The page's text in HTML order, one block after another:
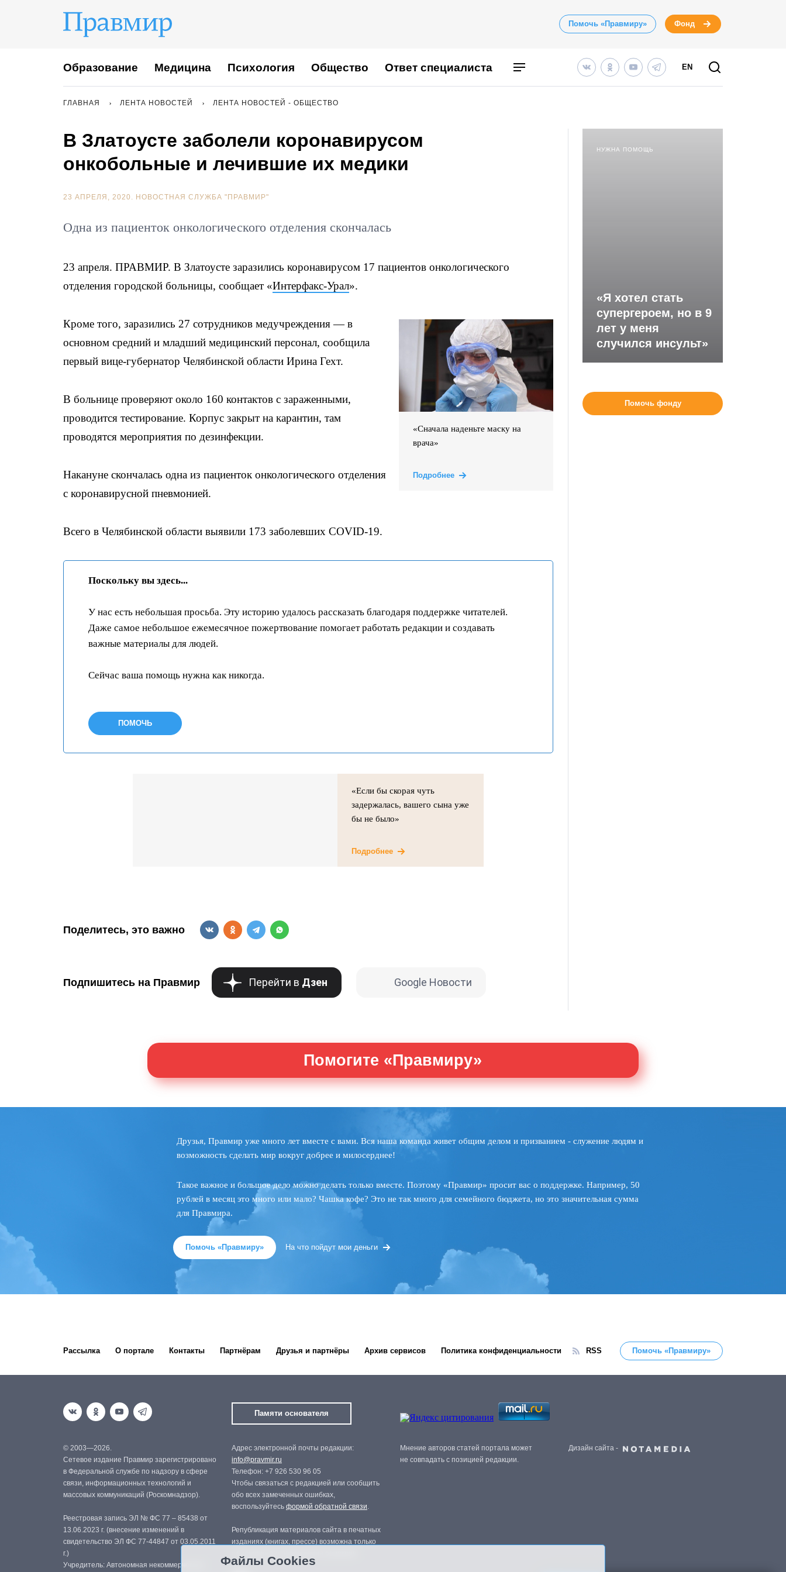
Помочь «Правмиру» Фонд
Образование Медицина Психология Общество Ответ специалиста EN
ГЛАВНАЯ ЛЕНТА НОВОСТЕЙ ЛЕНТА НОВОСТЕЙ - ОБЩЕСТВО
В Златоусте заболели коронавирусом
онкобольные и лечившие их медики
23 АПРЕЛЯ, 2020. НОВОСТНАЯ СЛУЖБА "ПРАВМИР"
Одна из пациенток онкологического отделения скончалась
23 апреля. ПРАВМИР. В Златоусте заразились коронавирусом 17 пациентов онкологического
отделения городской больницы, сообщает «Интерфакс-Урал».
«Сначала наденьте маску на
врача»
Подробнее
Кроме того, заразились 27 сотрудников медучреждения — в
основном средний и младший медицинский персонал, сообщила
первый вице-губернатор Челябинской области Ирина Гехт.
В больнице проверяют около 160 контактов с зараженными,
проводится тестирование. Корпус закрыт на карантин, там
проводятся мероприятия по дезинфекции.
Накануне скончалась одна из пациенток онкологического отделения
с коронавирусной пневмонией.
Всего в Челябинской области выявили 173 заболевших COVID-19.
Поскольку вы здесь...
У нас есть небольшая просьба. Эту историю удалось рассказать благодаря поддержке читателей.
Даже самое небольшое ежемесячное пожертвование помогает работать редакции и создавать
важные материалы для людей.
Сейчас ваша помощь нужна как никогда.
ПОМОЧЬ
«Если бы скорая чуть
задержалась, вашего сына уже
бы не было»
Подробнее
Поделитесь, это важно
Подпишитесь на Правмир Перейти в Дзен Google Новости
НУЖНА ПОМОЩЬ
«Я хотел стать
супергероем, но в 9
лет у меня
случился инсульт»
Помочь фонду
Помогите «Правмиру»
Друзья, Правмир уже много лет вместе с вами. Вся наша команда живет общим делом и призванием - служение людям и
возможность сделать мир вокруг добрее и милосерднее!
Такое важное и большое дело можно делать только вместе. Поэтому «Правмир» просит вас о поддержке. Например, 50
рублей в месяц это много или мало? Чашка кофе? Это не так много для семейного бюджета, но это значительная сумма
для Правмира.
Помочь «Правмиру» На что пойдут мои деньги
Рассылка О портале Контакты Партнёрам Друзья и партнёры Архив сервисов Политика конфиденциальности RSS Помочь «Правмиру»
Памяти основателя
© 2003—2026.
Сетевое издание Правмир зарегистрировано
в Федеральной службе по надзору в сфере
связи, информационных технологий и
массовых коммуникаций (Роскомнадзор).
Реестровая запись ЭЛ № ФС 77 – 85438 от
13.06.2023 г. (внесение изменений в
свидетельство ЭЛ ФС 77-44847 от 03.05.2011
г.)
Учредитель: Автономная некоммерческая
Адрес электронной почты редакции:
info@pravmir.ru
Телефон: +7 926 530 96 05
Чтобы связаться с редакцией или сообщить
обо всех замеченных ошибках,
воспользуйтесь формой обратной связи.
Републикация материалов сайта в печатных
изданиях (книгах, прессе) возможна только
Мнение авторов статей портала может
не совпадать с позицией редакции.
Дизайн сайта -
Файлы Cookies